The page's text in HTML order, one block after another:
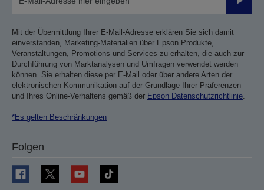
Mit der Übermittlung Ihrer E-Mail-Adresse erklären Sie sich damit
einverstanden, Marketing-Materialien über Epson Produkte,
Veranstaltungen, Promotions und Services zu erhalten, die auch zur
Durchführung von Marktanalysen und Umfragen verwendet werden
können. Sie erhalten diese per E-Mail oder über andere Arten der
elektronischen Kommunikation auf der Grundlage Ihrer Präferenzen
und Ihres Online-Verhaltens gemäß der Epson Datenschutzrichtlinie.
*Es gelten Beschränkungen
Folgen